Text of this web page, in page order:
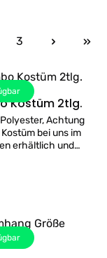
Seite
3
Kostüm 2tlg.
Achtung
bei uns im
erhältlich und